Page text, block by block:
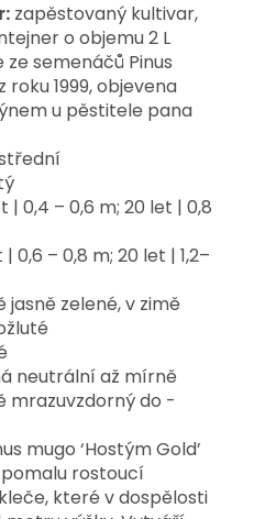
zapěstovaný kultivar,
o objemu 2 L
ze semenáčů Pinus
roku 1999, objevena
u pěstitele pana
| 0,4 – 0,6 m; 20 let | 0,8
| 0,6 – 0,8 m; 20 let | 1,2–
jasně zelené, v zimě
neutrální až mírně
mrazuvzdorný do -
mugo ‘Hostým Gold’
rostoucí
které v dospělosti